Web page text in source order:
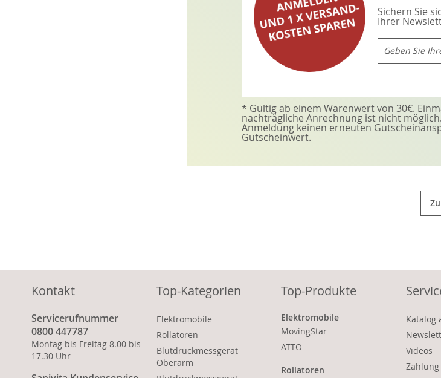
Sichern Sie
Ihrer
Melden
Sie
sich
an:
* Gültig ab einem Warenwert von 30€.
nachträgliche Anrechnung ist nicht
Anmeldung keinen erneuten
Gutscheinwert.
Kontakt
Servicerufnummer
0800 447787
Montag bis Freitag 8.00 bis
17.30 Uhr
Top-Kategorien
Elektromobile
Rollatoren
Blutdruckmessgerät
Oberarm
Top-Produkte
Elektromobile
MovingStar
ATTO
Rollatoren
Katalog
Videos
Zahlung